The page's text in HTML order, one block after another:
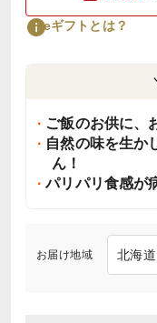
eギフトとは？
ご飯のお供に、
自然の味を生か
ん！
パリパリ食感が
お届け地域